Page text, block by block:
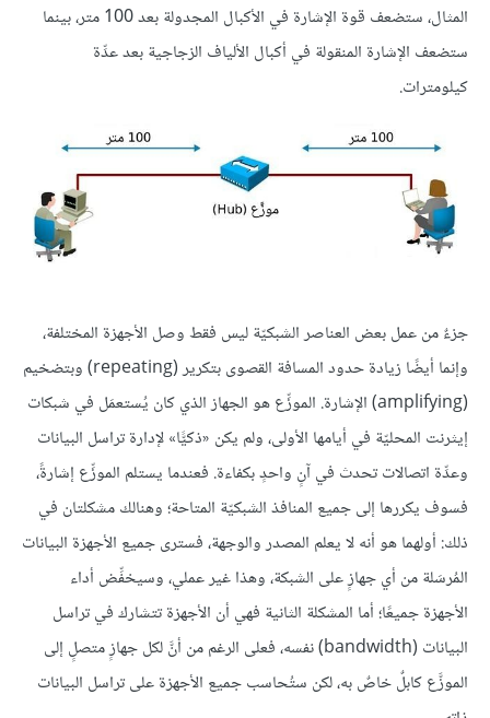
المثال، ستضعف قوة الإشارة في الأكبال المجدولة بعد 100 متر، بينما
ستضعف الإشارة المنقولة في أكبال الألياف الزجاجية بعد عدِّة
كيلومترات.
جزءٌ من عمل بعض العناصر الشبكيّة ليس فقط وصل الأجهزة المختلفة،
وإنما أيضًا زيادة حدود المسافة القصوى بتكرير (repeating) وبتضخيم
(amplifying) الإشارة. الموزِّع هو الجهاز الذي كان يُستعمَل في شبكات
إيثرنت المحليّة في أيامها الأولى، ولم يكن «ذكيًّا» لإدارة تراسل البيانات
وعدِّة اتصالات تحدث في آنٍ واحدٍ بكفاءة. فعندما يستلم الموزِّع إشارةً،
فسوف يكررها إلى جميع المنافذ الشبكيّة المتاحة؛ وهنالك مشكلتان في
ذلك: أولهما هو أنه لا يعلم المصدر والوجهة، فسترى جميع الأجهزة البيانات
المُرسَلة من أي جهازٍ على الشبكة، وهذا غير عملي، وسيخفِّض أداء
الأجهزة جميعًا؛ أما المشكلة الثانية فهي أن الأجهزة تتشارك في تراسل
البيانات (bandwidth) نفسه، فعلى الرغم من أنَّ لكل جهازٍ متصلٍ إلى
الموزَّع كابلٌ خاصٌ به، لكن ستُحاسب جميع الأجهزة على تراسل البيانات